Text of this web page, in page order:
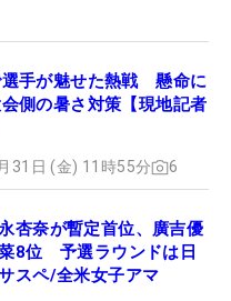
選手が魅せた熱戦 懸命に
側の暑さ対策【現地記者
31日 (金) 11時55分 6
杏奈が暫定首位、廣吉優
8位 予選ラウンドは日
スペ/全米女子アマ